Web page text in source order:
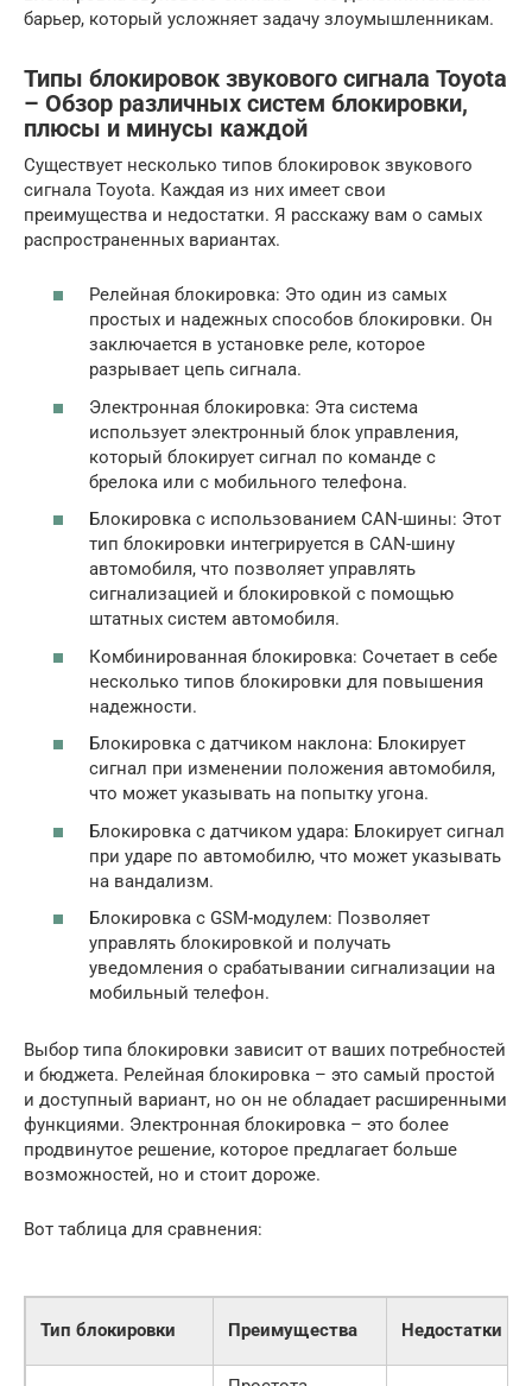
барьер, который усложняет задачу злоумышленникам.
Типы блокировок звукового сигнала Toyota
– Обзор различных систем блокировки,
плюсы и минусы каждой
Существует несколько типов блокировок звукового
сигнала Toyota. Каждая из них имеет свои
преимущества и недостатки. Я расскажу вам о самых
распространенных вариантах.
Релейная блокировка: Это один из самых
простых и надежных способов блокировки. Он
заключается в установке реле, которое
разрывает цепь сигнала.
Электронная блокировка: Эта система
использует электронный блок управления,
который блокирует сигнал по команде с
брелока или с мобильного телефона.
Блокировка с использованием CAN-шины: Этот
тип блокировки интегрируется в CAN-шину
автомобиля, что позволяет управлять
сигнализацией и блокировкой с помощью
штатных систем автомобиля.
Комбинированная блокировка: Сочетает в себе
несколько типов блокировки для повышения
надежности.
Блокировка с датчиком наклона: Блокирует
сигнал при изменении положения автомобиля,
что может указывать на попытку угона.
Блокировка с датчиком удара: Блокирует сигнал
при ударе по автомобилю, что может указывать
на вандализм.
Блокировка с GSM-модулем: Позволяет
управлять блокировкой и получать
уведомления о срабатывании сигнализации на
мобильный телефон.
Выбор типа блокировки зависит от ваших потребностей
и бюджета. Релейная блокировка – это самый простой
и доступный вариант, но он не обладает расширенными
функциями. Электронная блокировка – это более
продвинутое решение, которое предлагает больше
возможностей, но и стоит дороже.
Вот таблица для сравнения:
Тип блокировки Преимущества Недостатки